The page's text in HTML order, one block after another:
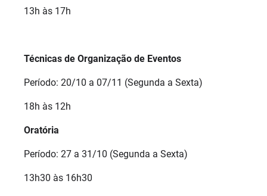
13h às 17h
Técnicas de Organização de Eventos
Período: 20/10 a 07/11 (Segunda a Sexta)
18h às 12h
Oratória
Período: 27 a 31/10 (Segunda a Sexta)
13h30 às 16h30